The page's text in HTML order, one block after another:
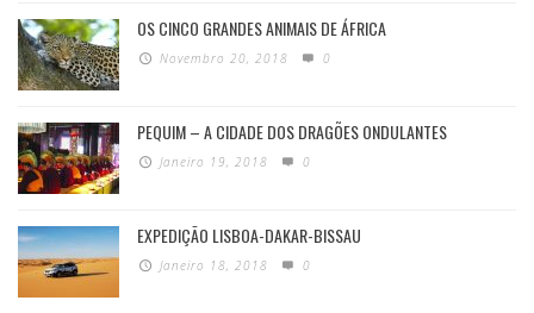
OS CINCO GRANDES ANIMAIS DE ÁFRICA
Novembro 20, 2018 0
PEQUIM – A CIDADE DOS DRAGÕES ONDULANTES
Janeiro 19, 2018 0
EXPEDIÇÃO LISBOA-DAKAR-BISSAU
Janeiro 18, 2018 0